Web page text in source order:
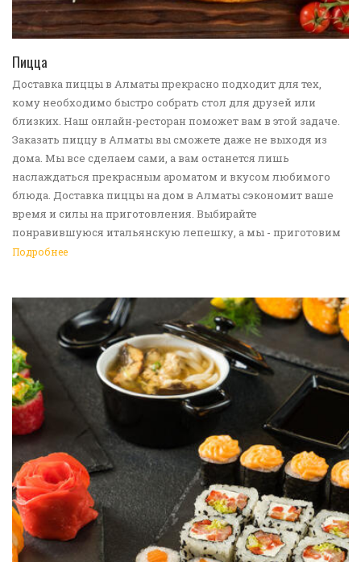
Пицца
Доставка пиццы в Алматы прекрасно подходит для тех,
кому необходимо быстро собрать стол для друзей или
близких. Наш онлайн-ресторан поможет вам в этой задаче.
Заказать пиццу в Алматы вы сможете даже не выходя из
дома. Мы все сделаем сами, а вам останется лишь
наслаждаться прекрасным ароматом и вкусом любимого
блюда. Доставка пиццы на дом в Алматы сэкономит ваше
время и силы на приготовления. Выбирайте
понравившуюся итальянскую лепешку, а мы - приготовим
ее в лучших традициях. Доставка еды в Алматы -
Подробнее